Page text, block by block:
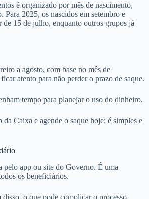
é organizado por mês de nascimento,
2025, os nascidos em setembro e
de 15 de julho, enquanto outros grupos já
a agosto, com base no mês de
atento para não perder o prazo de saque.
tempo para planejar o uso do dinheiro.
da Caixa e agende o saque hoje; é simples e
pelo app ou site do Governo. É uma
os beneficiários.
o que pode complicar o processo.